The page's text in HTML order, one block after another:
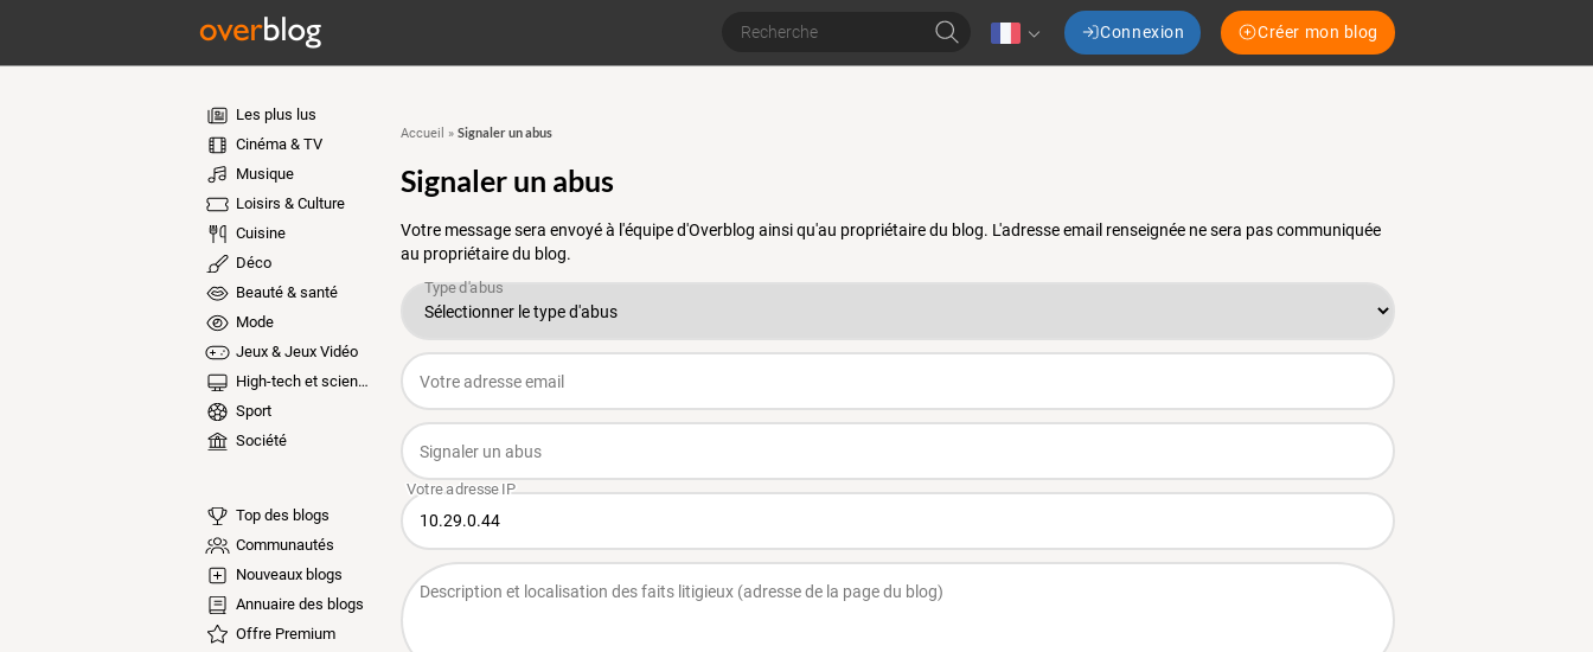
Connexion Créer mon blog
Les plus lus
Cinéma & TV
Musique
Loisirs & Culture
Cuisine
Déco
Beauté & santé
Mode
Jeux & Jeux Vidéo
High-tech et sciences
Sport
Société
Top des blogs
Communautés
Nouveaux blogs
Annuaire des blogs
Offre Premium
Accueil » Signaler un abus
Signaler un abus
Votre message sera envoyé à l'équipe d'Overblog ainsi qu'au propriétaire du blog. L'adresse email renseignée ne sera pas communiquée
au propriétaire du blog.